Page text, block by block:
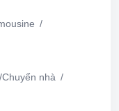
Chuyển nhà